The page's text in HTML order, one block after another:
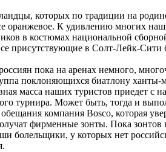
которых по традиции на
оранжевое. К удивлению многих
в костюмах национальной
присутствующие в Солт-Лейк-Сити
пока на аренах немного,
поклоняющихся биатлону ханты-
масса наших туристов приедет с
турнира. Может быть, тогда и
компания Bosco, которая
фирменные зонты. Пока зонтов
болельщики, у которых нет